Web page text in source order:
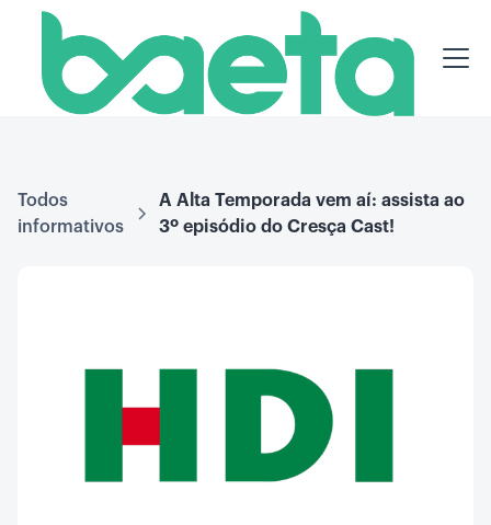
Todos
informativos
A Alta Temporada vem aí: assista ao
3º episódio do Cresça Cast!